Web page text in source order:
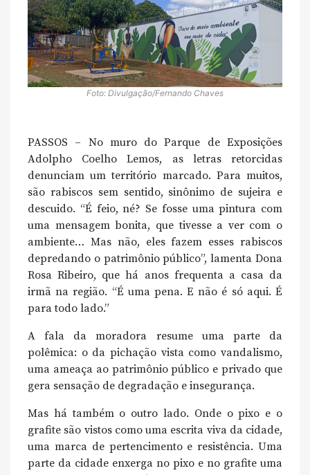
Foto: Divulgação/Fernando Chaves
PASSOS – No muro do Parque de Exposições
Adolpho Coelho Lemos, as letras retorcidas
denunciam um território marcado. Para muitos,
são rabiscos sem sentido, sinônimo de sujeira e
descuido. “É feio, né? Se fosse uma pintura com
uma mensagem bonita, que tivesse a ver com o
ambiente… Mas não, eles fazem esses rabiscos
depredando o patrimônio público”, lamenta Dona
Rosa Ribeiro, que há anos frequenta a casa da
irmã na região. “É uma pena. E não é só aqui. É
para todo lado.”
A fala da moradora resume uma parte da
polêmica: o da pichação vista como vandalismo,
uma ameaça ao patrimônio público e privado que
gera sensação de degradação e insegurança.
Mas há também o outro lado. Onde o pixo e o
grafite são vistos como uma escrita viva da cidade,
uma marca de pertencimento e resistência. Uma
parte da cidade enxerga no pixo e no grafite uma